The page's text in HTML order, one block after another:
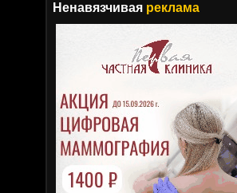
Ненавязчивая реклама